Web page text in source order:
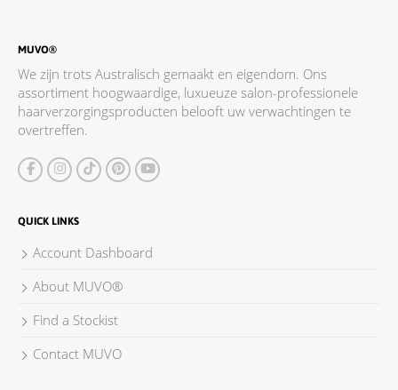
MUVO®
We zijn trots Australisch gemaakt en eigendom. Ons
assortiment hoogwaardige, luxueuze salon-professionele
haarverzorgingsproducten belooft uw verwachtingen te
overtreffen.
QUICK LINKS
Account Dashboard
About MUVO®
Find a Stockist
Contact MUVO